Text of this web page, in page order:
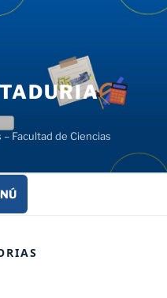
Facultad de Ciencias